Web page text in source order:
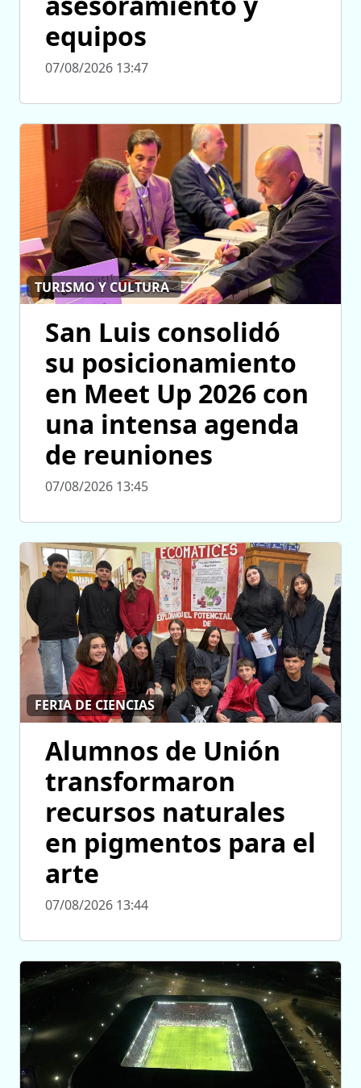
equipos
07/08/2026 13:47
TURISMO Y CULTURA
San Luis consolidó
su posicionamiento
en Meet Up 2026 con
una intensa agenda
de reuniones
07/08/2026 13:45
FERIA DE CIENCIAS
Alumnos de Unión
transformaron
recursos naturales
en pigmentos para el
arte
07/08/2026 13:44